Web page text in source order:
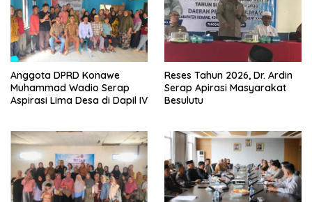
Anggota DPRD Konawe
Muhammad Wadio Serap
Aspirasi Lima Desa di Dapil IV
Reses Tahun 2026, Dr. Ardin
Serap Apirasi Masyarakat
Besulutu